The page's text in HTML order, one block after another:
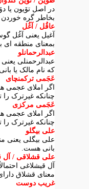
در اصل تۆیون یا
بخاطر گره خوردن
عاقُل / آغُل
آغیل یعنی آغُل
بمعنای منطقه ای
عبدالرحمانلو
عبدالرحمنلی
که نام مالک یا
عَجَمی ترکمنچای
اگر املای عجمی
چنانکه غیرترک را
عَجَمی مرکزی
اگر املای عجمی
چنانکه غیرترک را
علی بیگلو
علی بیگلی یعنی
بانی هست.
علی قشلاقی / آل
آل قیشلاغی
معنای قشلاق دارای
غریب دوست